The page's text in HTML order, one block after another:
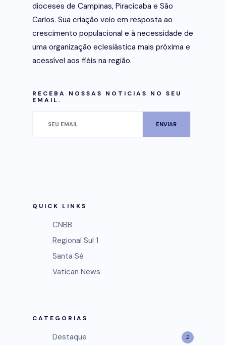
dioceses de Campinas, Piracicaba e São
Carlos. Sua criação veio em resposta ao
crescimento populacional e à necessidade de
uma organização eclesiástica mais próxima e
acessível aos fiéis na região.
RECEBA NOSSAS NOTICIAS NO SEU
EMAIL.
QUICK LINKS
CNBB
Regional Sul 1
Santa Sé
Vatican News
CATEGORIAS
Destaque 2